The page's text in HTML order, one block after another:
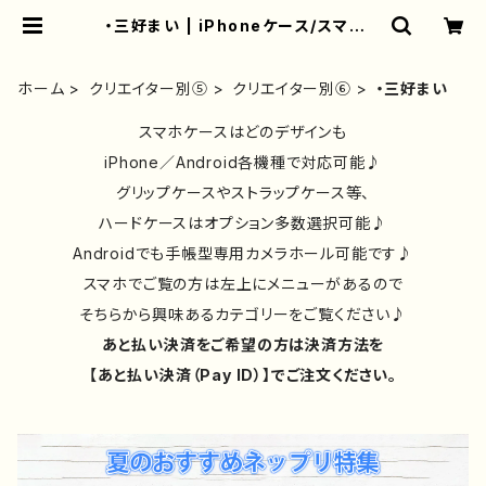
・三好まい | iPhoneケース/スマホケ
ホーム クリエイター別⑤ クリエイター別⑥ ・三好まい
スマホケースはどのデザインも
iPhone／Android各機種で対応可能♪
グリップケースやストラップケース等、
ハードケースはオプション多数選択可能♪
Androidでも手帳型専用カメラホール可能です♪
スマホでご覧の方は左上にメニューがあるので
そちらから興味あるカテゴリーをご覧ください♪
あと払い決済をご希望の方は決済方法を
【あと払い決済（Pay ID）】でご注文ください。